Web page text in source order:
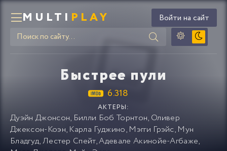
MULTI PLAY Войти на сайт
Быстрее пули
6.318
АКТЕРЫ:
Дуэйн Джонсон, Билли Боб Торнтон, Оливер
Джексон-Коэн, Карла Гуджино, Мэгги Грэйс, Мун
Бладгуд,Лестер Спейт,Адевале Акинойе-Агбаже,